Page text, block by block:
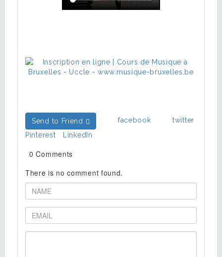
Send to Friend facebook
twitter
Pinterest
LinkedIn
0 Comments
There is no comment found.